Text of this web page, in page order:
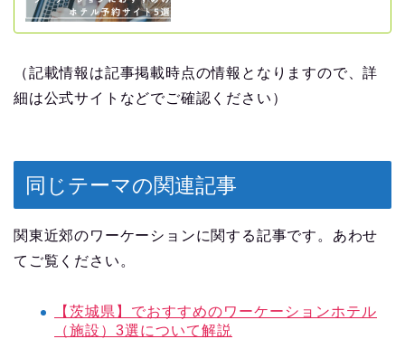
（記載情報は記事掲載時点の情報となりますので、詳
細は公式サイトなどでご確認ください）
同じテーマの関連記事
関東近郊のワーケーションに関する記事です。あわせ
てご覧ください。
【茨城県】でおすすめのワーケーションホテル
（施設）3選について解説